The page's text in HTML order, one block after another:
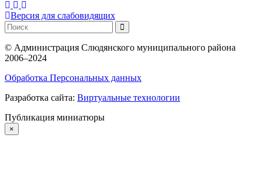
Версия для слабовидящих
© Администрация Слюдянского муниципального района
2006–2024
Обработка Персональных данных
Разработка сайта: Виртуальные технологии
Публикация миниатюры
×